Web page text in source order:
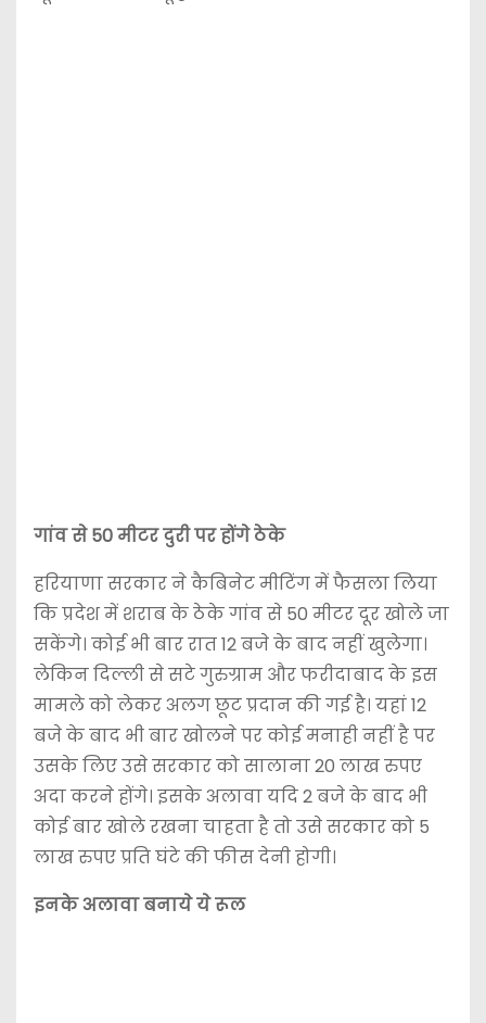
गांव से 50 मीटर दुरी पर होंगे ठेके
हरियाणा सरकार ने कैबिनेट मीटिंग में फैसला लिया
कि प्रदेश में शराब के ठेके गांव से 50 मीटर दूर खोले जा
सकेंगे। कोई भी बार रात 12 बजे के बाद नहीं खुलेगा।
लेकिन दिल्ली से सटे गुरुग्राम और फरीदाबाद के इस
मामले को लेकर अलग छूट प्रदान की गई है। यहां 12
बजे के बाद भी बार खोलने पर कोई मनाही नहीं है पर
उसके लिए उसे सरकार को सालाना 20 लाख रुपए
अदा करने होंगे। इसके अलावा यदि 2 बजे के बाद भी
कोई बार खोले रखना चाहता है तो उसे सरकार को 5
लाख रुपए प्रति घंटे की फीस देनी होगी।
इनके अलावा बनाये ये रूल